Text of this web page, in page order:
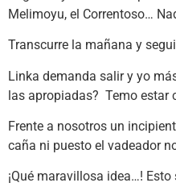
Melimoyu, el Correntoso…
Transcurre la mañana y
Linka demanda salir y yo
las apropiadas? Temo estar
Frente a nosotros un
caña ni puesto el vadeador
¡Qué maravillosa idea…!